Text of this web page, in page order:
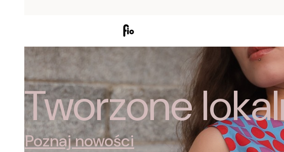
Tworzone
Poznaj nowości